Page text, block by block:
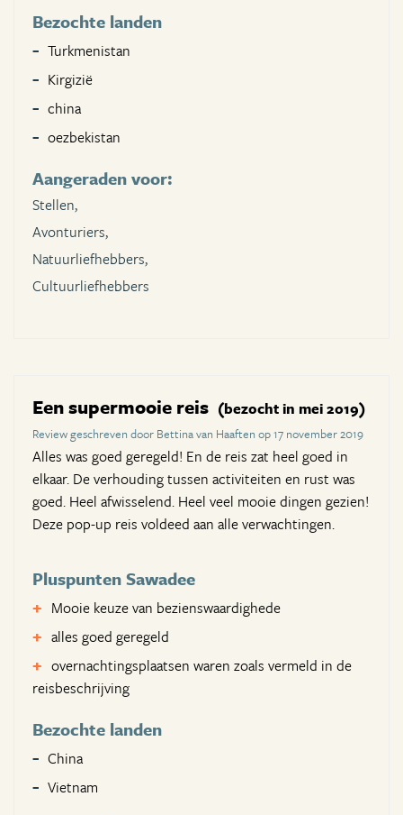
Bezochte landen
Turkmenistan
Kirgizië
china
oezbekistan
Aangeraden voor:
Stellen,
Avonturiers,
Natuurliefhebbers,
Cultuurliefhebbers
Een supermooie reis (bezocht in mei 2019)
Review geschreven door Bettina van Haaften op 17 november 2019
Alles was goed geregeld! En de reis zat heel goed in
elkaar. De verhouding tussen activiteiten en rust was
goed. Heel afwisselend. Heel veel mooie dingen gezien!
Deze pop-up reis voldeed aan alle verwachtingen.
Pluspunten Sawadee
Mooie keuze van bezienswaardighede
alles goed geregeld
overnachtingsplaatsen waren zoals vermeld in de
reisbeschrijving
Bezochte landen
China
Vietnam